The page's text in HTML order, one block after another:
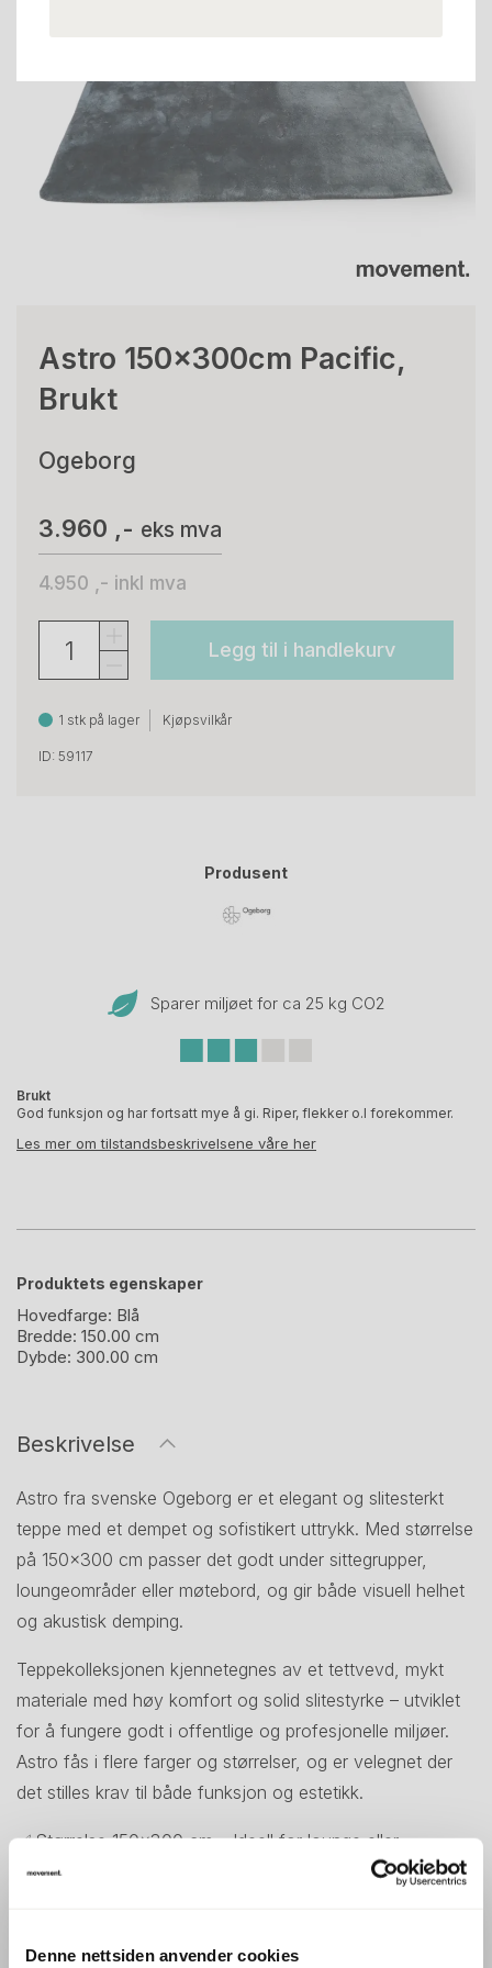
Denne nettsiden anvender cookies
Astro 150x300cm Pacific,
Brukt
Ogeborg
3.960 ,- eks mva
4.950 ,- inkl mva
Legg til i handlekurv
1 stk på lager Kjøpsvilkår
ID: 59117
Produsent
Sparer miljøet for ca 25 kg CO2
Brukt
God funksjon og har fortsatt mye å gi. Riper, flekker o.l forekommer.
Les mer om tilstandsbeskrivelsene våre her
Produktets egenskaper
Hovedfarge: Blå
Bredde: 150.00 cm
Dybde: 300.00 cm
Beskrivelse
Astro fra svenske Ogeborg er et elegant og slitesterkt
teppe med et dempet og sofistikert uttrykk. Med størrelse
på 150x300 cm passer det godt under sittegrupper,
loungeområder eller møtebord, og gir både visuell helhet
og akustisk demping.
Teppekolleksjonen kjennetegnes av et tettvevd, mykt
materiale med høy komfort og solid slitestyrke – utviklet
for å fungere godt i offentlige og profesjonelle miljøer.
Astro fås i flere farger og størrelser, og er velegnet der
det stilles krav til både funksjon og estetikk.
✅ Størrelse 150x300 cm – Ideell for lounge eller
møteplass
på design og bærekraft